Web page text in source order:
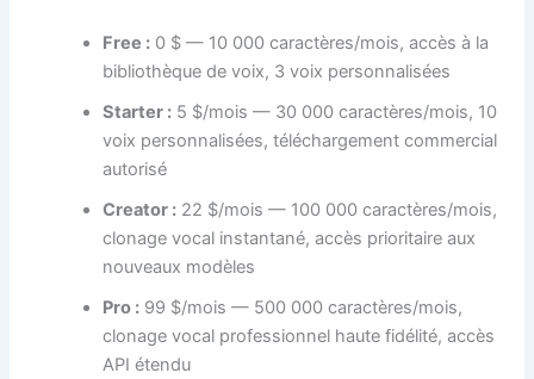
Free : 0 $ — 10 000 caractères/mois, accès à la
bibliothèque de voix, 3 voix personnalisées
Starter : 5 $/mois — 30 000 caractères/mois, 10
voix personnalisées, téléchargement commercial
autorisé
Creator : 22 $/mois — 100 000 caractères/mois,
clonage vocal instantané, accès prioritaire aux
nouveaux modèles
Pro : 99 $/mois — 500 000 caractères/mois,
clonage vocal professionnel haute fidélité, accès
API étendu